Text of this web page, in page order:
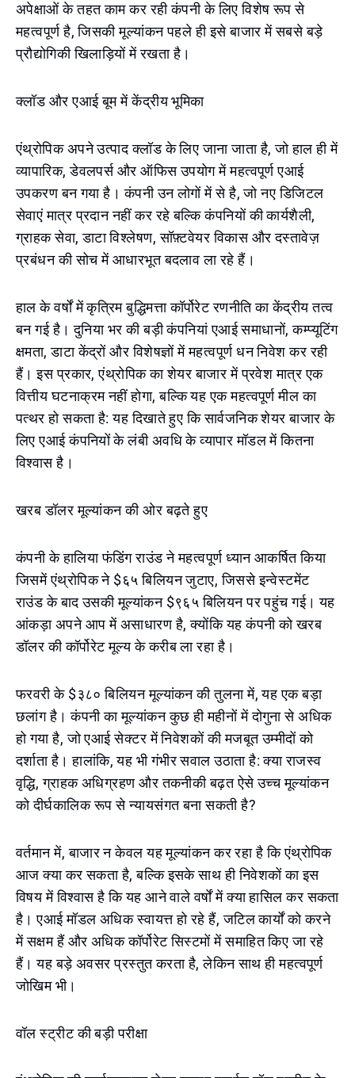
अपेक्षाओं के तहत काम कर रही कंपनी के लिए विशेष रूप से
महत्वपूर्ण है, जिसकी मूल्यांकन पहले ही इसे बाजार में सबसे बड़े
प्रौद्योगिकी खिलाड़ियों में रखता है।
क्लॉड और एआई बूम में केंद्रीय भूमिका
एंथ्रोपिक अपने उत्पाद क्लॉड के लिए जाना जाता है, जो हाल ही में
व्यापारिक, डेवलपर्स और ऑफिस उपयोग में महत्वपूर्ण एआई
उपकरण बन गया है। कंपनी उन लोगों में से है, जो नए डिजिटल
सेवाएं मात्र प्रदान नहीं कर रहे बल्कि कंपनियों की कार्यशैली,
ग्राहक सेवा, डाटा विश्लेषण, सॉफ़्टवेयर विकास और दस्तावेज़
प्रबंधन की सोच में आधारभूत बदलाव ला रहे हैं।
हाल के वर्षों में कृत्रिम बुद्धिमत्ता कॉर्पोरेट रणनीति का केंद्रीय तत्व
बन गई है। दुनिया भर की बड़ी कंपनियां एआई समाधानों, कम्प्यूटिंग
क्षमता, डाटा केंद्रों और विशेषज्ञों में महत्वपूर्ण धन निवेश कर रही
हैं। इस प्रकार, एंथ्रोपिक का शेयर बाजार में प्रवेश मात्र एक
वित्तीय घटनाक्रम नहीं होगा, बल्कि यह एक महत्वपूर्ण मील का
पत्थर हो सकता है: यह दिखाते हुए कि सार्वजनिक शेयर बाजार के
लिए एआई कंपनियों के लंबी अवधि के व्यापार मॉडल में कितना
विश्वास है।
खरब डॉलर मूल्यांकन की ओर बढ़ते हुए
कंपनी के हालिया फंडिंग राउंड ने महत्वपूर्ण ध्यान आकर्षित किया
जिसमें एंथ्रोपिक ने $६५ बिलियन जुटाए, जिससे इन्वेस्टमेंट
राउंड के बाद उसकी मूल्यांकन $९६५ बिलियन पर पहुंच गई। यह
आंकड़ा अपने आप में असाधारण है, क्योंकि यह कंपनी को खरब
डॉलर की कॉर्पोरेट मूल्य के करीब ला रहा है।
फरवरी के $३८० बिलियन मूल्यांकन की तुलना में, यह एक बड़ा
छलांग है। कंपनी का मूल्यांकन कुछ ही महीनों में दोगुना से अधिक
हो गया है, जो एआई सेक्टर में निवेशकों की मजबूत उम्मीदों को
दर्शाता है। हालांकि, यह भी गंभीर सवाल उठाता है: क्या राजस्व
वृद्धि, ग्राहक अधिग्रहण और तकनीकी बढ़त ऐसे उच्च मूल्यांकन
को दीर्घकालिक रूप से न्यायसंगत बना सकती है?
वर्तमान में, बाजार न केवल यह मूल्यांकन कर रहा है कि एंथ्रोपिक
आज क्या कर सकता है, बल्कि इसके साथ ही निवेशकों का इस
विषय में विश्वास है कि यह आने वाले वर्षों में क्या हासिल कर सकता
है। एआई मॉडल अधिक स्वायत्त हो रहे हैं, जटिल कार्यों को करने
में सक्षम हैं और अधिक कॉर्पोरेट सिस्टमों में समाहित किए जा रहे
हैं। यह बड़े अवसर प्रस्तुत करता है, लेकिन साथ ही महत्वपूर्ण
जोखिम भी।
वॉल स्ट्रीट की बड़ी परीक्षा